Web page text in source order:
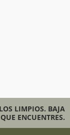
LIMPIOS. BAJA
ENCUENTRES.